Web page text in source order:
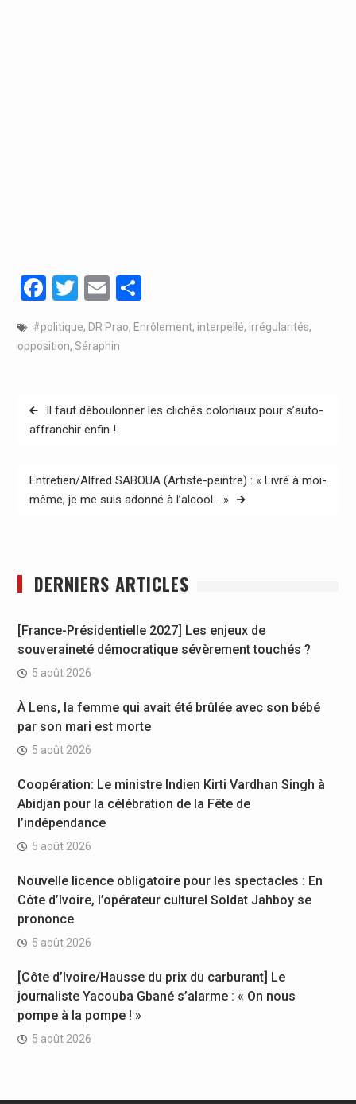
Facebook
Twitter
EmailPartager
#politique, DR Prao, Enrôlement, interpellé, irrégularités,
opposition, Séraphin
Navigation
de
Il faut déboulonner les clichés coloniaux pour s’auto-
affranchir enfin !
Entretien/Alfred SABOUA (Artiste-peintre) : « Livré à moi-
même, je me suis adonné à l’alcool… »
DERNIERS ARTICLES
[France-Présidentielle 2027] Les enjeux de
souveraineté démocratique sévèrement touchés ?
5 août 2026
À Lens, la femme qui avait été brûlée avec son bébé
par son mari est morte
5 août 2026
Coopération: Le ministre Indien Kirti Vardhan Singh à
Abidjan pour la célébration de la Fête de
l’indépendance
5 août 2026
Nouvelle licence obligatoire pour les spectacles : En
Côte d’Ivoire, l’opérateur culturel Soldat Jahboy se
prononce
5 août 2026
[Côte d’Ivoire/Hausse du prix du carburant] Le
journaliste Yacouba Gbané s’alarme : « On nous
pompe à la pompe ! »
5 août 2026